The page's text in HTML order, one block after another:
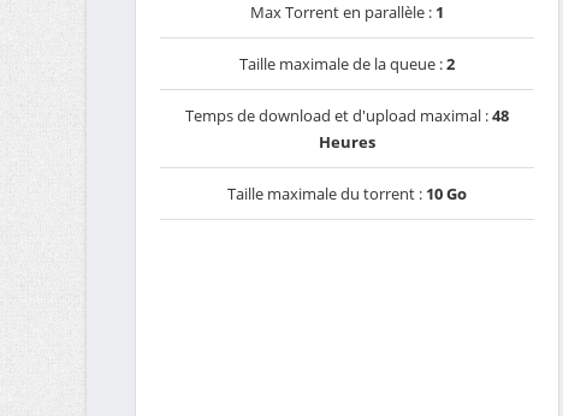
Max Torrent en parallèle : 1
Taille maximale de la queue :2
Temps de download et d'upload maximal :48
Heures
Taille maximale du torrent : 10 Go